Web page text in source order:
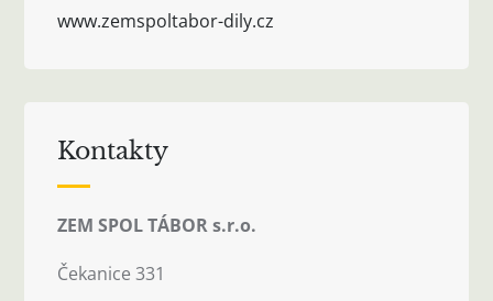
www.zemspoltabor-dily.cz
Kontakty
ZEM SPOL TÁBOR s.r.o.
Čekanice 331